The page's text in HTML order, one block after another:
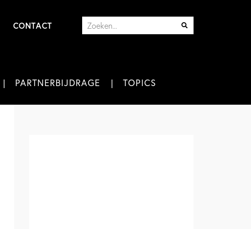
CONTACT
PARTNERBIJDRAGE TOPICS